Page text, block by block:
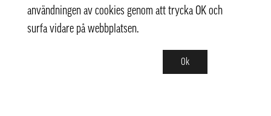
användningen av cookies genom att trycka OK och
surfa vidare på webbplatsen.
Ok